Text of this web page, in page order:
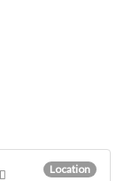
Location